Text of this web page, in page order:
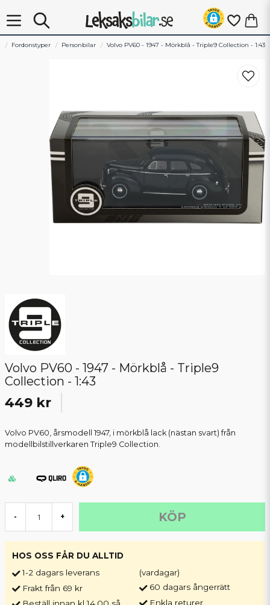
Fordonstyper Personbilar Volvo PV60 - 1947 - Mörkblå - Triple9 Collection - 1:43
Volvo PV60 - 1947 - Mörkblå - Triple9
Collection - 1:43
449 kr
Volvo PV60, årsmodell 1947, i mörkblå lack (nästan svart) från
modellbilstillverkaren Triple9 Collection.
- + KÖP
HOS OSS FÅR DU ALLTID
1-2 dagars leverans
Frakt från 69 kr
(vardagar)
60 dagars ångerrätt
Enkla returer